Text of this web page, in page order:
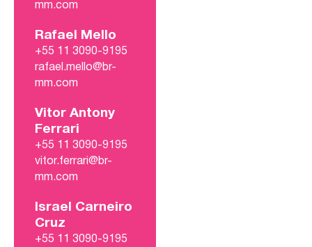
mm.com
Rafael Mello
+55 11 3090-9195
rafael.mello@br-
mm.com
Vitor Antony
Ferrari
+55 11 3090-9195
vitor.ferrari@br-
mm.com
Israel Carneiro
Cruz
+55 11 3090-9195